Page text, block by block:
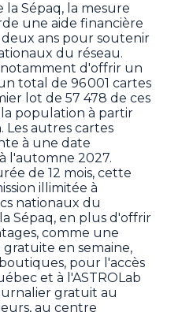
Sépaq, la mesure
une aide financière
ans pour soutenir
du réseau.
d'offrir un
total de 96 001 cartes
lot de 57 478 de ces
population à partir
Les autres cartes
à une date
l'automne 2027.
de 12 mois, cette
illimitée à
nationaux du
Sépaq, en plus d'offrir
comme une
en semaine,
pour l'accès
et à l'ASTROLab
gratuit au
au centre